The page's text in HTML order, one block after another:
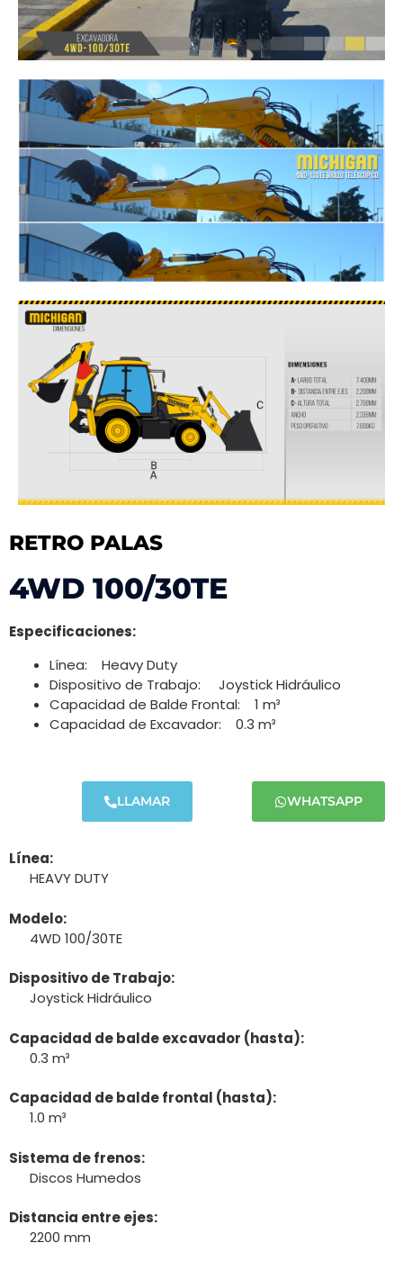
RETRO PALAS
4WD 100/30TE
Especificaciones:
Línea: Heavy Duty
Dispositivo de Trabajo: Joystick Hidráulico
Capacidad de Balde Frontal: 1 m³
Capacidad de Excavador: 0.3 m³
LLAMAR WHATSAPP
Línea:
HEAVY DUTY
Modelo:
4WD 100/30TE
Dispositivo de Trabajo:
Joystick Hidráulico
Capacidad de balde excavador (hasta):
0.3 m³
Capacidad de balde frontal (hasta):
1.0 m³
Sistema de frenos:
Discos Humedos
Distancia entre ejes:
2200 mm